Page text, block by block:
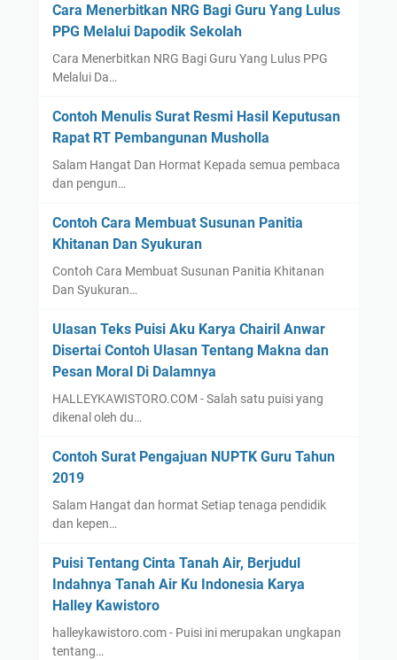
Cara Menerbitkan NRG Bagi Guru Yang Lulus
PPG Melalui Dapodik Sekolah
Cara Menerbitkan NRG Bagi Guru Yang Lulus PPG
Melalui Da…
Contoh Menulis Surat Resmi Hasil Keputusan
Rapat RT Pembangunan Musholla
Salam Hangat Dan Hormat Kepada semua pembaca
dan pengun…
Contoh Cara Membuat Susunan Panitia
Khitanan Dan Syukuran
Contoh Cara Membuat Susunan Panitia Khitanan
Dan Syukuran…
Ulasan Teks Puisi Aku Karya Chairil Anwar
Disertai Contoh Ulasan Tentang Makna dan
Pesan Moral Di Dalamnya
HALLEYKAWISTORO.COM - Salah satu puisi yang
dikenal oleh du…
Contoh Surat Pengajuan NUPTK Guru Tahun
2019
Salam Hangat dan hormat Setiap tenaga pendidik
dan kepen…
Puisi Tentang Cinta Tanah Air, Berjudul
Indahnya Tanah Air Ku Indonesia Karya
Halley Kawistoro
halleykawistoro.com - Puisi ini merupakan ungkapan
tentang…